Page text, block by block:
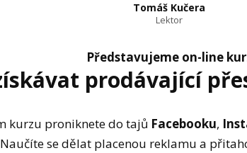
Tomáš Kučera
Lektor
Představujeme on-line
prodávající
kurzu proniknete do tajů Facebooku,
se dělat placenou reklamu a